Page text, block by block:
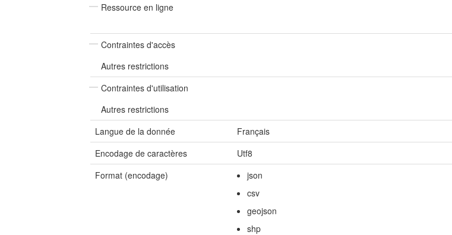
Ressource en ligne
Contraintes d'accès
Autres restrictions
Contraintes d'utilisation
Autres restrictions
Langue de la donnée
Français
Encodage de caractères
Utf8
Format (encodage)
json
csv
geojson
shp